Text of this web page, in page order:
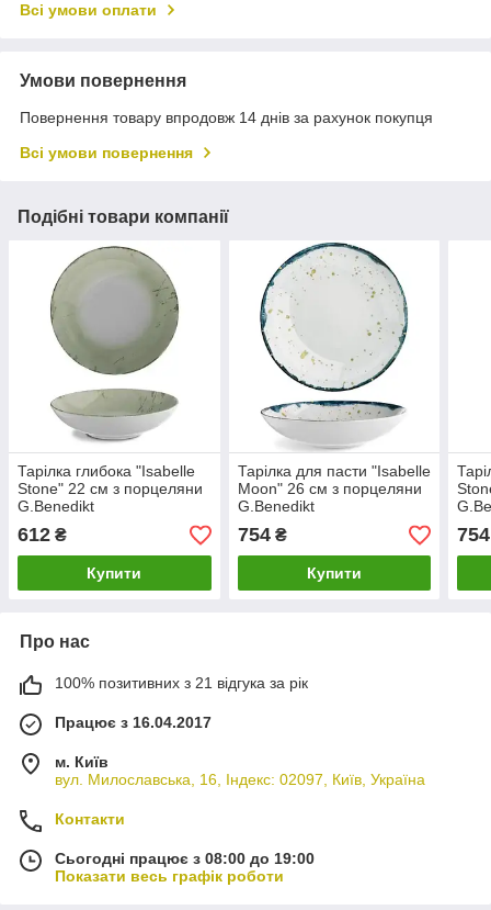
Всі умови оплати
Умови повернення
Повернення товару впродовж 14 днів за рахунок покупця
Всі умови повернення
Подібні товари компанії
Тарілка глибока "Isabelle
Stone" 22 см з порцеляни
G.Benedikt
612 ₴
Купити
Тарілка для пасти "Isabelle
Moon" 26 см з порцеляни
G.Benedikt
754₴
Купити
754
Про нас
100% позитивних з 21 відгука за рік
Працює з 16.04.2017
м. Київ
вул. Милославська, 16, Індекс: 02097, Київ, Україна
Контакти
Сьогодні працює з 08:00 до 19:00
Показати весь графік роботи